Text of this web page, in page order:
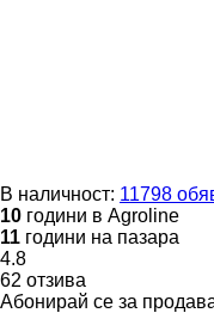
В наличност: 11798
10 години в Agroline
11 години на пазара
4.8
62 отзива
Абонирай се за